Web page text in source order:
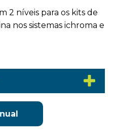
2 níveis para os kits de
nos sistemas ichroma e